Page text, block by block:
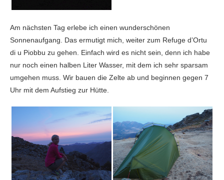
Am nächsten Tag erlebe ich einen wunderschönen
Sonnenaufgang. Das ermutigt mich, weiter zum Refuge d’Ortu
di u Piobbu zu gehen. Einfach wird es nicht sein, denn ich habe
nur noch einen halben Liter Wasser, mit dem ich sehr sparsam
umgehen muss. Wir bauen die Zelte ab und beginnen gegen 7
Uhr mit dem Aufstieg zur Hütte.